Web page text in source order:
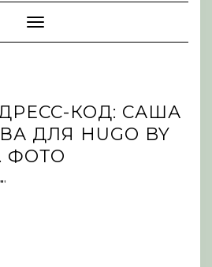
Toggle
Navigation
КОД: САША
ДЛЯ HUGO BY
ФОТО
'